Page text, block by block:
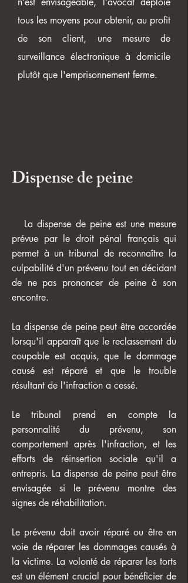
tous les moyens pour obtenir, au profit
de son client, une mesure de
surveillance électronique à domicile
plutôt que l'emprisonnement ferme.
Dispense de peine
La dispense de peine est une mesure
prévue par le droit pénal français qui
permet à un tribunal de reconnaître la
culpabilité d'un prévenu tout en décidant
de ne pas prononcer de peine à son
encontre.
La dispense de peine peut être accordée
lorsqu'il apparaît que le reclassement du
coupable est acquis, que le dommage
causé est réparé et que le trouble
résultant de l'infraction a cessé.
Le tribunal prend en compte la
personnalité du prévenu, son
comportement après l'infraction, et les
efforts de réinsertion sociale qu'il a
entrepris. La dispense de peine peut être
envisagée si le prévenu montre des
signes de réhabilitation.
Le prévenu doit avoir réparé ou être en
voie de réparer les dommages causés à
la victime. La volonté de réparer les torts
est un élément crucial pour bénéficier de